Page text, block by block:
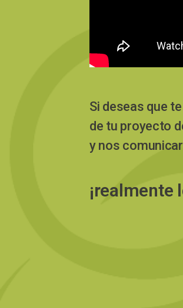
Si deseas que
de tu proyecto
y nos
¡realmente